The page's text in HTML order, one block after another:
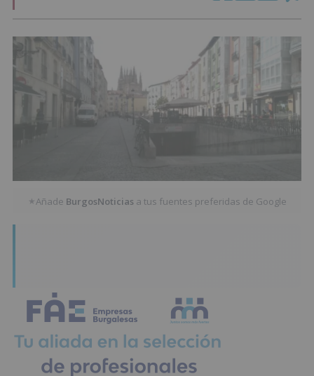
★Añade BurgosNoticias a tus fuentes preferidas de Google